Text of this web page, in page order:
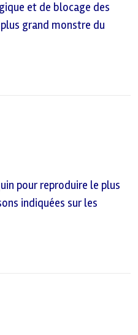
et de blocage des
grand monstre du
pour reproduire le plus
indiquées sur les